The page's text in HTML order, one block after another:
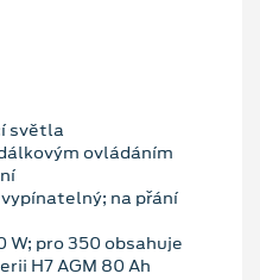
světla
ovládáním
na přání
W; pro 350 obsahuje
H7 AGM 80 Ah